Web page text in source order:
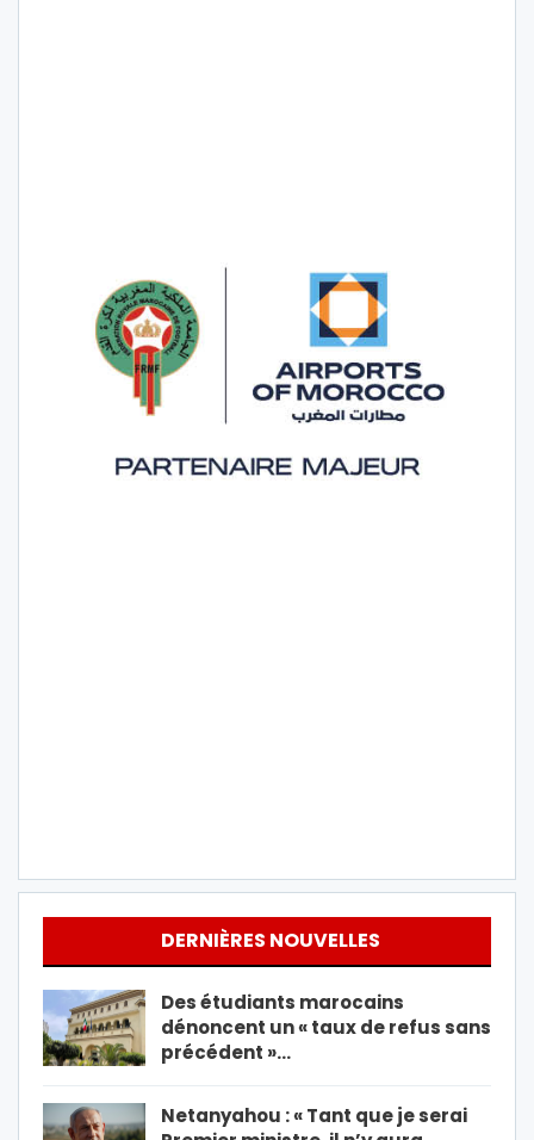
DERNIÈRES NOUVELLES
Des étudiants marocains
dénoncent un « taux de refus sans
précédent »…
Netanyahou : « Tant que je serai